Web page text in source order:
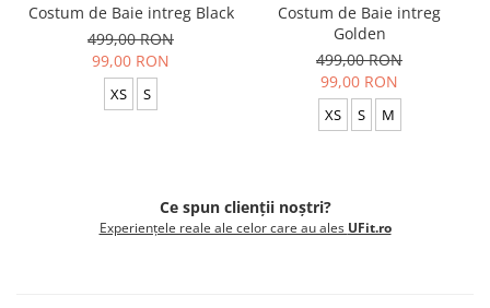
Costum de Baie intreg Black
499,00 RON
99,00 RON
XS S
Costum de Baie intreg
Golden
499,00 RON
99,00 RON
XS S M
Ce spun clienții noștri?
Experiențele reale ale celor care au ales UFit.ro